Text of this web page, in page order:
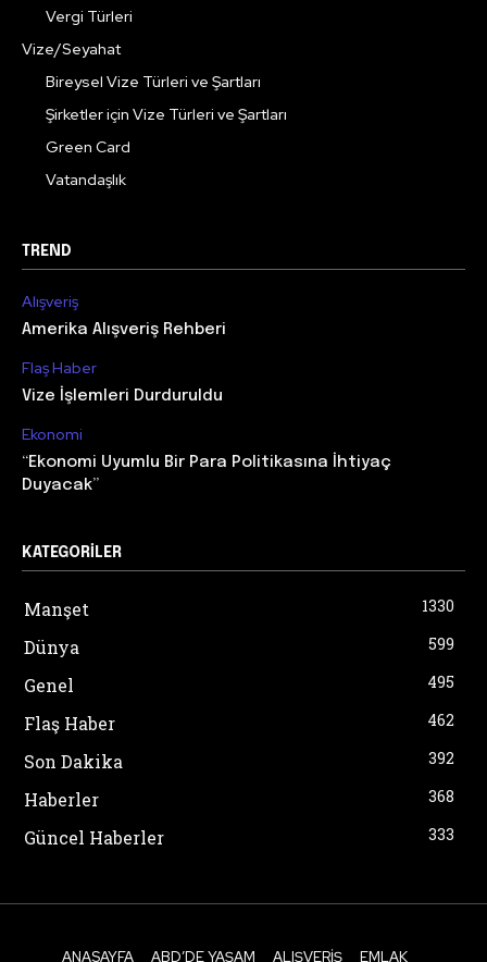
Vergi Türleri
Vize/Seyahat
Bireysel Vize Türleri ve Şartları
Şirketler için Vize Türleri ve Şartları
Green Card
Vatandaşlık
TREND
Alışveriş
Amerika Alışveriş Rehberi
Flaş Haber
Vize İşlemleri Durduruldu
Ekonomi
“Ekonomi Uyumlu Bir Para Politikasına İhtiyaç
Duyacak”
KATEGORILER
Manşet 1330
Dünya 599
Genel 495
Flaş Haber 462
Son Dakika 392
Haberler 368
Güncel Haberler 333
ANASAYFA ABD’DE YAŞAM ALIŞVERIŞ EMLAK